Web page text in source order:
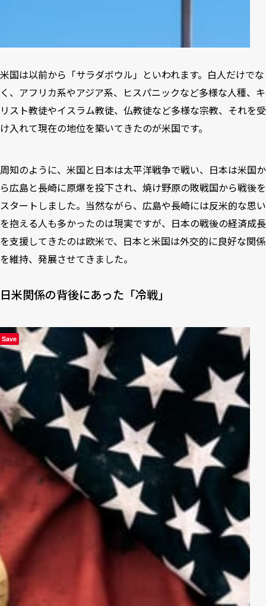
米国は以前から「サラダボウル」といわれます。白人だけでな
く、アフリカ系やアジア系、ヒスパニックなど多様な人種、キ
リスト教徒やイスラム教徒、仏教徒など多様な宗教、それを受
け入れて現在の地位を築いてきたのが米国です。
周知のように、米国と日本は太平洋戦争で戦い、日本は米国か
ら広島と長崎に原爆を投下され、焼け野原の敗戦国から戦後を
スタートしました。当然ながら、広島や長崎には反米的な思い
を抱える人も多かったのは現実ですが、日本の戦後の経済成長
を支援してきたのは欧米で、日本と米国は外交的に良好な関係
を維持、発展させてきました。
日米関係の背後にあった「冷戦」
Save